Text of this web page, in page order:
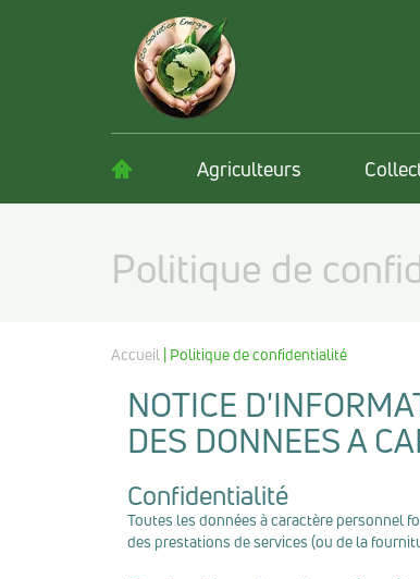
Agriculteurs
Politique de
Accueil | Politique de confidentialité
NOTICE
DES DONNEES A
Confidentialité
Toutes les données à caractère personnel
des prestations de services (ou de la